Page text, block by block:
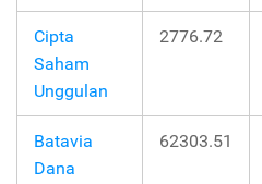
Cipta
Saham
Unggulan
2776.72
Batavia
Dana
62303.51